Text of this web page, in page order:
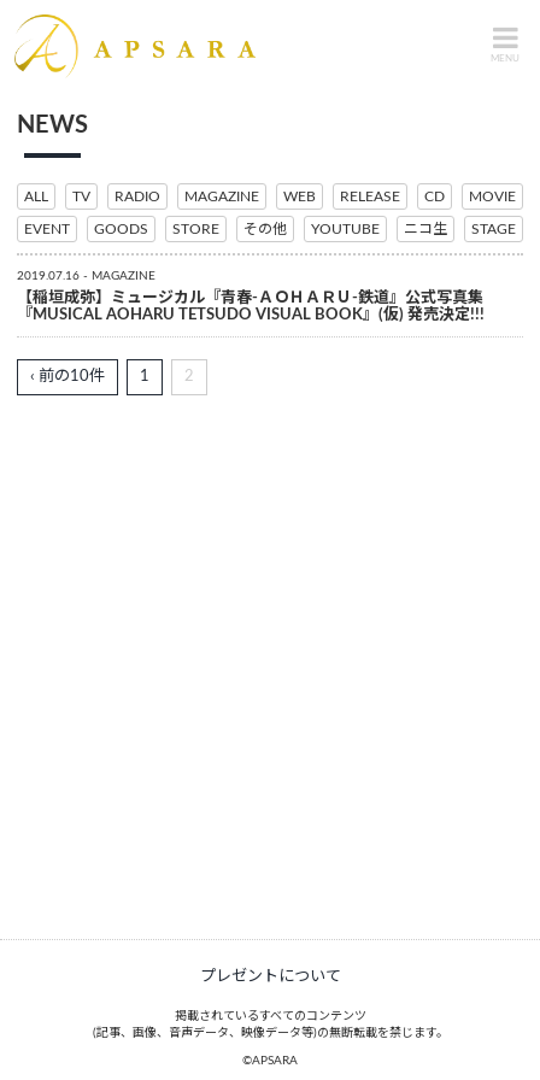
MENU
NEWS
ALL TV RADIO MAGAZINE WEB RELEASE CD MOVIE
EVENT GOODS STORE その他 YOUTUBE ニコ生 STAGE
2019.07.16 MAGAZINE
【稲垣成弥】ミュージカル『青春-ＡＯＨＡＲＵ‐鉄道』公式写真集
『MUSICAL AOHARU TETSUDO VISUAL BOOK』(仮) 発売決定!!!
‹ 前の10件 1 2
プレゼントについて
掲載されているすべてのコンテンツ
(記事、画像、音声データ、映像データ等)の無断転載を禁じます。
©APSARA